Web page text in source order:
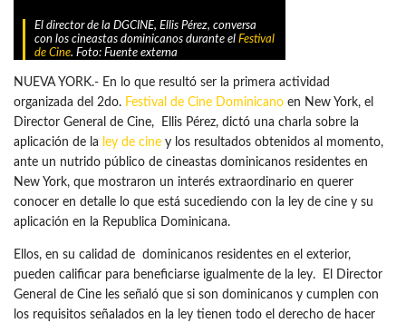
El director de la DGCINE, Ellis Pérez, conversa
con los cineastas dominicanos durante el Festival
de Cine. Foto: Fuente externa
NUEVA YORK.- En lo que resultó ser la primera actividad
organizada del 2do. Festival de Cine Dominicano en New York, el
Director General de Cine, Ellis Pérez, dictó una charla sobre la
aplicación de la ley de cine y los resultados obtenidos al momento,
ante un nutrido público de cineastas dominicanos residentes en
New York, que mostraron un interés extraordinario en querer
conocer en detalle lo que está sucediendo con la ley de cine y su
aplicación en la Republica Dominicana.
Ellos, en su calidad de dominicanos residentes en el exterior,
pueden calificar para beneficiarse igualmente de la ley. El Director
General de Cine les señaló que si son dominicanos y cumplen con
los requisitos señalados en la ley tienen todo el derecho de hacer